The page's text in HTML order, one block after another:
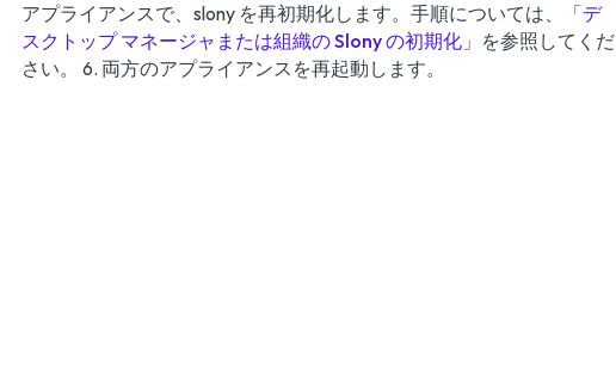
アプライアンスで、slony を再初期化します。手順については、「デ
スクトップ マネージャまたは組織の Slony の初期化 」を参照してくだ
さい。 6. 両方のアプライアンスを再起動します。